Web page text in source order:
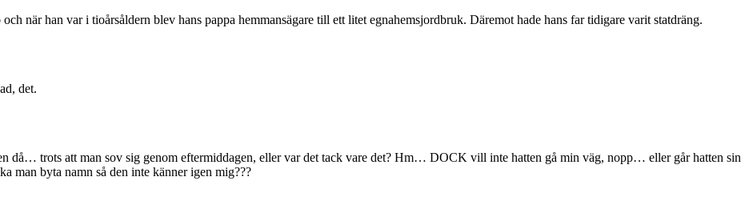
när han var i tioårsåldern blev hans pappa hemmansägare till ett litet egnahemsjordbruk. Däremot hade hans far tidigare varit statdräng.
det.
då… trots att man sov sig genom eftermiddagen, eller var det tack vare det? Hm… DOCK vill inte hatten gå min väg, nopp… eller går hatten sin
man byta namn så den inte känner igen mig???